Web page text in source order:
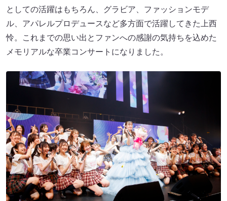
としての活躍はもちろん、グラビア、ファッションモデ
ル、アパレルプロデュースなど多方面で活躍してきた上西
怜。これまでの思い出とファンへの感謝の気持ちを込めた
メモリアルな卒業コンサートになりました。